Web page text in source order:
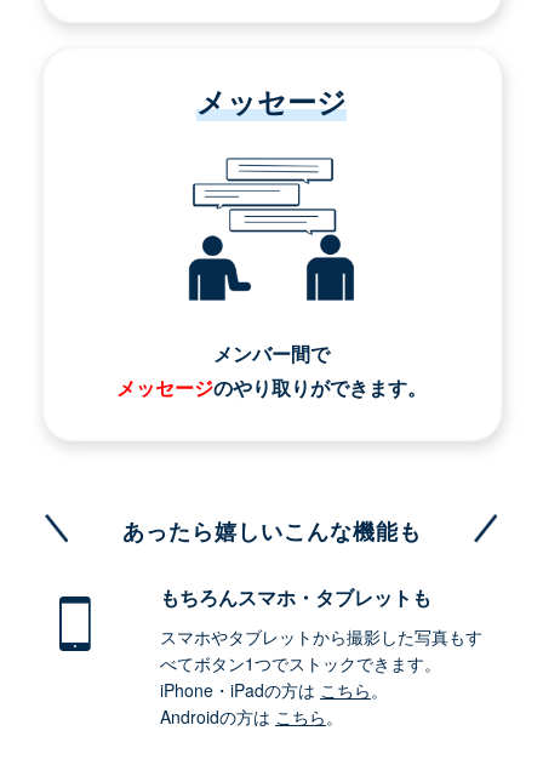
メッセージ
メンバー間で
メッセージのやり取りができます。
あったら嬉しいこんな機能も
もちろんスマホ・タブレットも
スマホやタブレットから撮影した写真もす
べてボタン1つでストックできます。
iPhone・iPadの方は こちら。
Androidの方は こちら。